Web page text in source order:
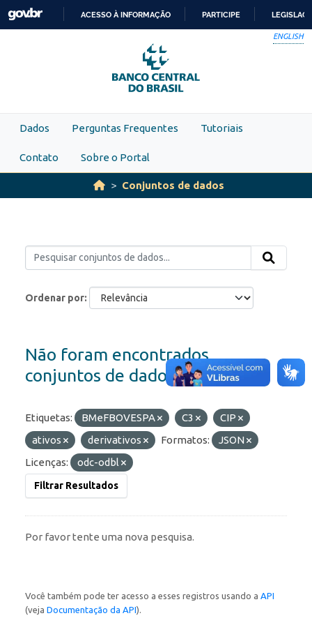
Skip to main content
PARA
O
CONTEÚDO
ACESSO À INFORMAÇÃO PARTICIPE
ENGLISH
Dados Perguntas Frequentes Tutoriais
Contato Sobre o Portal
Conjuntos de dados
Ordenar por
Não foram encontrados
conjuntos de dados
Etiquetas: BMeFBOVESPA C3
CIP
ativos
derivativos Formatos:
JSON
Licenças:
odc-odbl
Filtrar Resultados
Por favor tente uma nova pesquisa.
Você também pode ter acesso a esses registros usando a API
(veja Documentação da API).